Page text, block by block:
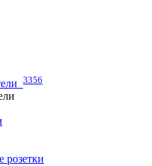
3356
розетки